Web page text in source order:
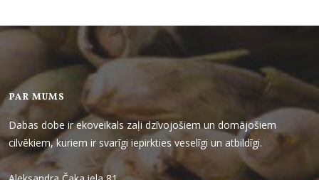
PAR MUMS
Dabas dobe ir ekoveikals zaļi dzīvojošiem un domājošiem
cilvēkiem, kuriem ir svarīgi iepirkties veselīgi un atbildīgi.